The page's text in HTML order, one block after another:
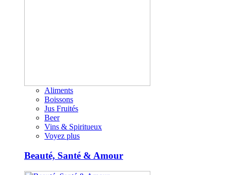
Aliments
Boissons
Jus Fruités
Beer
Vins & Spiritueux
Voyez plus
Beauté, Santé & Amour